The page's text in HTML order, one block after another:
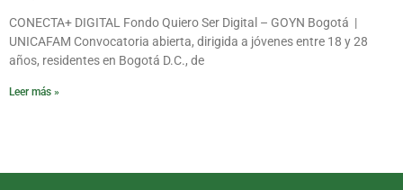
CONECTA+ DIGITAL Fondo Quiero Ser Digital – GOYN Bogotá |
UNICAFAM Convocatoria abierta, dirigida a jóvenes entre 18 y 28
años, residentes en Bogotá D.C., de
Leer más »